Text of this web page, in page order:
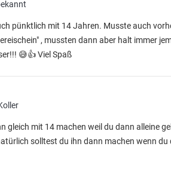
pünktlich mit 14 Jahren. Musste auch
, mussten dann aber halt immer
😅👍 Viel Spaß
gleich mit 14 machen weil du dann alleine
solltest du ihn dann machen wenn